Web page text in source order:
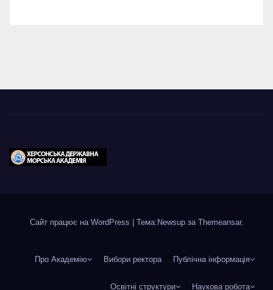
Сайт працює на WordPress | Тема:Newsup за Themeansar.
Про Академію Вибори ректора Публічна інформація
Освітні структури Наукова робота